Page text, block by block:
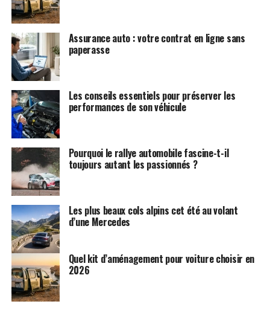
Assurance auto : votre contrat en ligne sans
paperasse
Les conseils essentiels pour préserver les
performances de son véhicule
Pourquoi le rallye automobile fascine-t-il
toujours autant les passionnés ?
Les plus beaux cols alpins cet été au volant
d’une Mercedes
Quel kit d’aménagement pour voiture choisir en
2026